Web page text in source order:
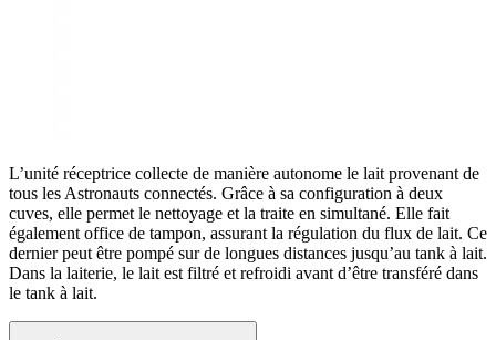
L’unité réceptrice collecte de manière autonome le lait provenant de
tous les Astronauts connectés. Grâce à sa configuration à deux
cuves, elle permet le nettoyage et la traite en simultané. Elle fait
également office de tampon, assurant la régulation du flux de lait. Ce
dernier peut être pompé sur de longues distances jusqu’au tank à lait.
Dans la laiterie, le lait est filtré et refroidi avant d’être transféré dans
le tank à lait.